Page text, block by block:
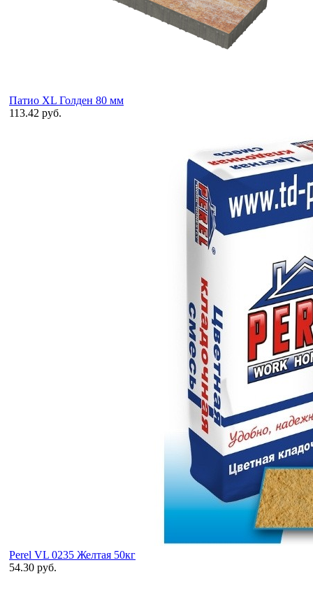
Патио XL Голден 80 мм
113.42 руб.
Perel VL 0235 Желтая 50кг
54.30 руб.